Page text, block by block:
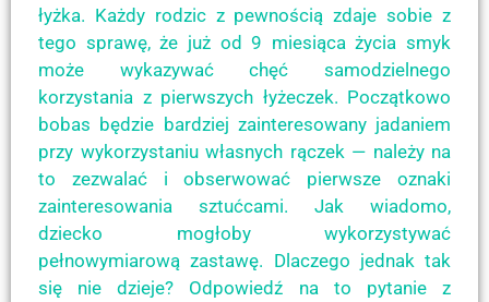
łyżka. Każdy rodzic z pewnością zdaje sobie z
tego sprawę, że już od 9 miesiąca życia smyk
może wykazywać chęć samodzielnego
korzystania z pierwszych łyżeczek. Początkowo
bobas będzie bardziej zainteresowany jadaniem
przy wykorzystaniu własnych rączek — należy na
to zezwalać i obserwować pierwsze oznaki
zainteresowania sztućcami. Jak wiadomo,
dziecko mogłoby wykorzystywać
pełnowymiarową zastawę. Dlaczego jednak tak
się nie dzieje? Odpowiedź na to pytanie z